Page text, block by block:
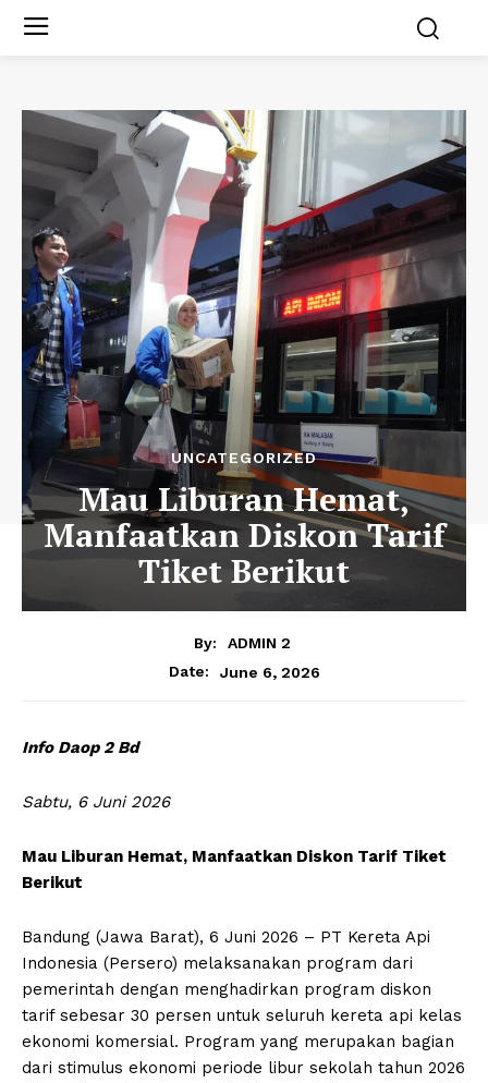
UNCATEGORIZED
Mau Liburan Hemat,
Manfaatkan Diskon Tarif
Tiket Berikut
By:
ADMIN 2
Date:
June 6, 2026
Info Daop 2 Bd
Sabtu, 6 Juni 2026
Mau Liburan Hemat, Manfaatkan Diskon Tarif Tiket
Berikut
Bandung (Jawa Barat), 6 Juni 2026 – PT Kereta Api
Indonesia (Persero) melaksanakan program dari
pemerintah dengan menghadirkan program diskon
tarif sebesar 30 persen untuk seluruh kereta api kelas
ekonomi komersial. Program yang merupakan bagian
dari stimulus ekonomi periode libur sekolah tahun 2026